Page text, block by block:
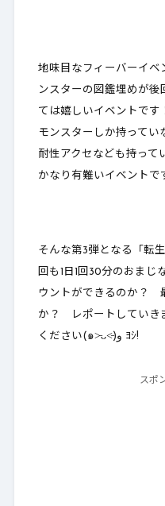
地味目なフィーバーイベ
ンスターの図鑑埋めが後
ては嬉しいイベントで
モンスターしか持ってい
耐性アクセなども持って
かなり有難いイベントで
そんな第3弾となる「転
回も 1日1回30分のおまじ
ウントができるのか ？
か？ レポートしていき
ください(๑˃̵ᴗ˂̵)و ﾖｼ!
スポ